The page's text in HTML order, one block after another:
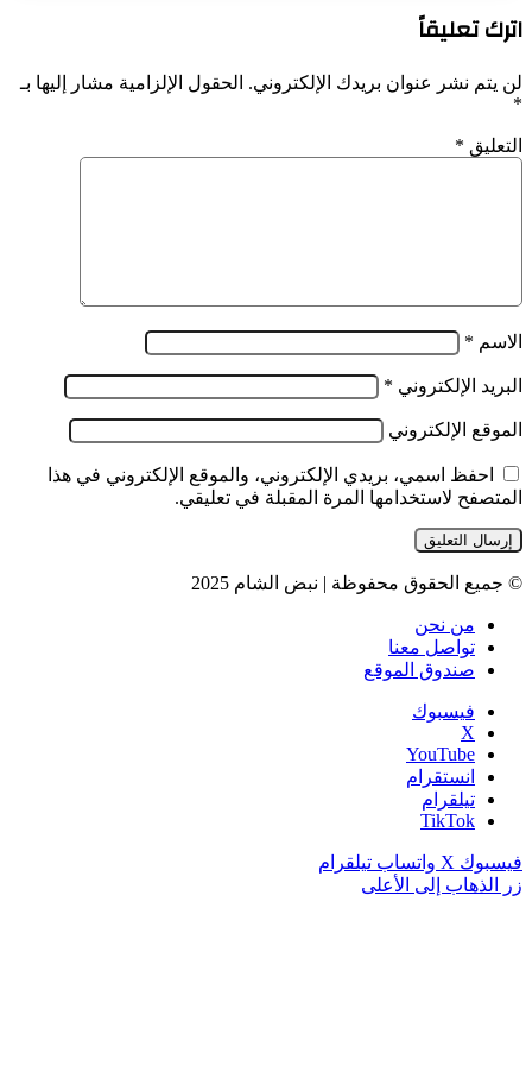
اترك تعليقاً
لن يتم نشر عنوان بريدك الإلكتروني. الحقول الإلزامية مشار إليها بـ
*
التعليق *
الاسم *
البريد الإلكتروني *
الموقع الإلكتروني
احفظ اسمي، بريدي الإلكتروني، والموقع الإلكتروني في هذا
المتصفح لاستخدامها المرة المقبلة في تعليقي.
© جميع الحقوق محفوظة | نبض الشام 2025
من نحن
تواصل معنا
صندوق الموقع
فيسبوك
‫X
‫YouTube
انستقرام
تيلقرام
‫TikTok
فيسبوك ‫X واتساب تيلقرام
زر الذهاب إلى الأعلى